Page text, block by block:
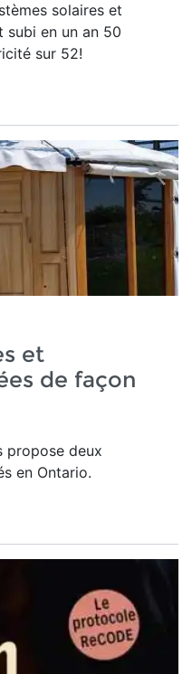
solaires et
subi en un an 50
sur 52!
et
de façon
propose deux
en Ontario.